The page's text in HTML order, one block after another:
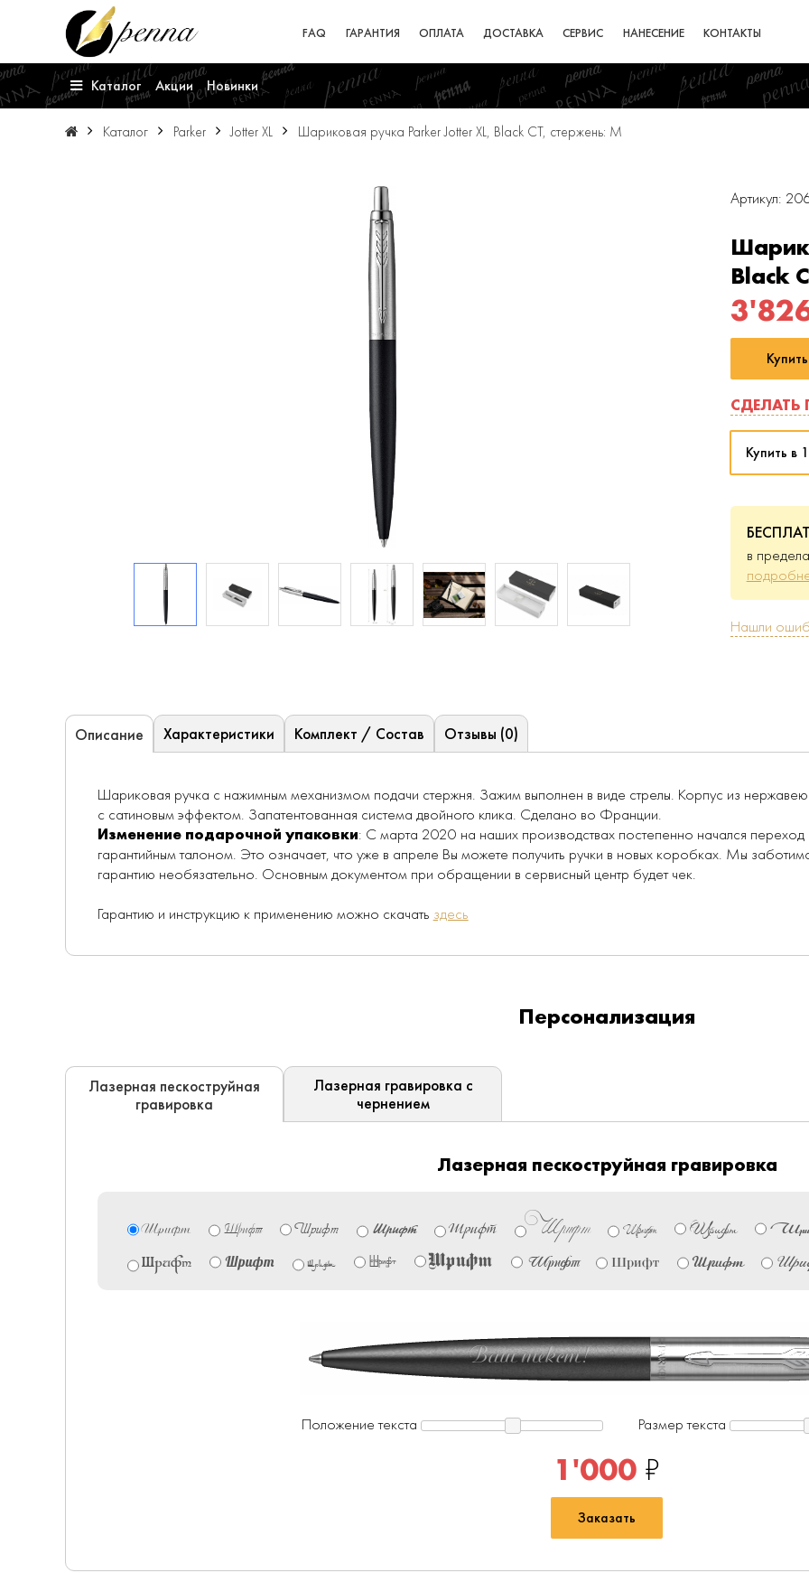
FAQ ГАРАНТИЯ ОПЛАТА ДОСТАВКА СЕРВИС НАНЕСЕНИЕ КОНТАКТЫ
Каталог Акции Новинки
Каталог Parker Jotter XL Шариковая ручка Parker Jotter XL, Black CT, стержень: M
Артикул:
Black
Купить
СДЕЛАТЬ
Купить в
в
Нашли
Описание Характеристики Комплект / Состав Отзывы (0)
Шариковая ручка с нажимным механизмом подачи стержня. Зажим выполнен в виде стрелы. Корпус из
с сатиновым эффектом. Запатентованная система двойного клика. Сделано во Франции.
Изменение подарочной упаковки: С марта 2020 на наших производствах постепенно начался
гарантийным талоном. Это означает, что уже в апреле Вы можете получить ручки в новых коробках. Мы
гарантию необязательно. Основным документом при обращении в сервисный центр будет чек.
Гарантию и инструкцию к применению можно скачать здесь
Персонализация
Лазерная пескоструйная
гравировка
Лазерная гравировка с
чернением
Лазерная пескоструйная гравировка
Шрифт Шрифт Шрифт Шрифт Шрифт Шрифт Шрифт Шрифт
Шрифт Шрифт Шрифт Шрифт Шрифт Шрифт Шрифт Шрифт
Ваш текст!
Положение текста Размер текста
1'000 ₽
Заказать